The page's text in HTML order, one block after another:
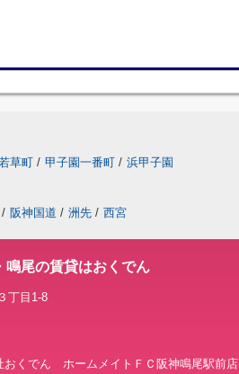
草町 / 甲子園一番町 / 浜甲子園
/ 阪神国道 / 洲先 / 西宮
鳴尾の賃貸はおくでん
丁目1-8
おくでん ホームメイトＦＣ阪神鳴尾駅前店